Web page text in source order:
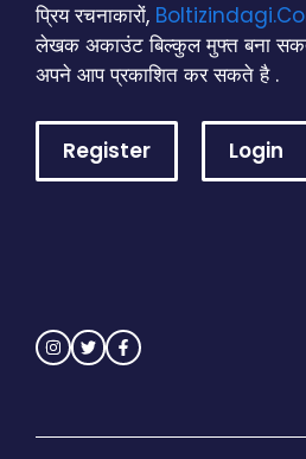
प्रिय रचनाकारों,
लेखक अकाउंट बिल्कुल मुफ्त बना
अपने आप प्रकाशित कर सकते है .
Register Login